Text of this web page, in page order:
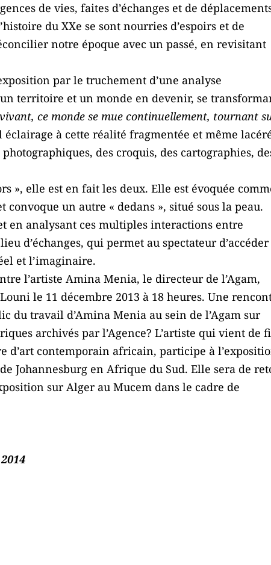
de vies, faites d’échanges et de
du XXe se sont nourries d’espoirs et de
notre époque avec un passé, en revisitant
par le truchement d’une analyse
territoire et un monde en devenir, se
ce monde se mue continuellement, tournant
éclairage à cette réalité fragmentée et même
des croquis, des cartographies,
», elle est en fait les deux. Elle est évoquée
un autre « dedans », situé sous la peau.
en analysant ces multiples interactions entre
d’échanges, qui permet au spectateur d’accéder
et l’imaginaire.
l’artiste Amina Menia, le directeur de l’Agam,
le 11 décembre 2013 à 18 heures. Une
du travail d’Amina Menia au sein de l’Agam sur
archivés par l’Agence? L’artiste qui vient de
d’art contemporain africain, participe à
Johannesburg en Afrique du Sud. Elle sera de
sur Alger au Mucem dans le cadre de